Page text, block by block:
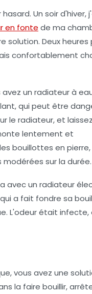
Un soir d'hiver,
en fonte de ma
Deux heures
confortablement
un radiateur à
qui peut être
le radiateur, et
lentement et
bouillottes en pierre,
sur la durée.
avec un radiateur
a fait fondre sa
L'odeur était infecte,
vous avez une
la faire bouillir,